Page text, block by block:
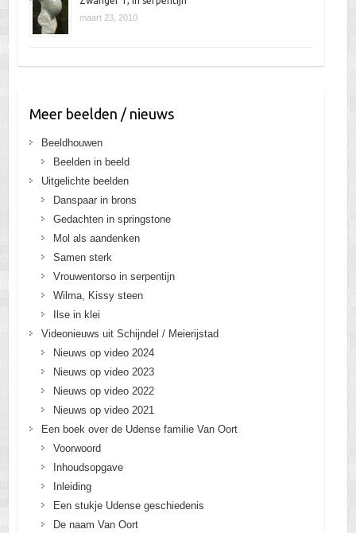
maart 23, 2010
Meer beelden / nieuws
Beeldhouwen
Beelden in beeld
Uitgelichte beelden
Danspaar in brons
Gedachten in springstone
Mol als aandenken
Samen sterk
Vrouwentorso in serpentijn
Wilma, Kissy steen
Ilse in klei
Videonieuws uit Schijndel / Meierijstad
Nieuws op video 2024
Nieuws op video 2023
Nieuws op video 2022
Nieuws op video 2021
Een boek over de Udense familie Van Oort
Voorwoord
Inhoudsopgave
Inleiding
Een stukje Udense geschiedenis
De naam Van Oort